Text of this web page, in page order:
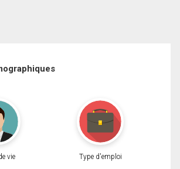
vie Type d'emploi